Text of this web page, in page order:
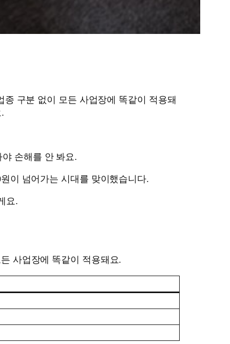
구분 없이 모든 사업장에 똑같이 적용돼
손해를 안 봐요.
이 넘어가는 시대를 맞이했습니다.
요.
사업장에 똑같이 적용돼요.